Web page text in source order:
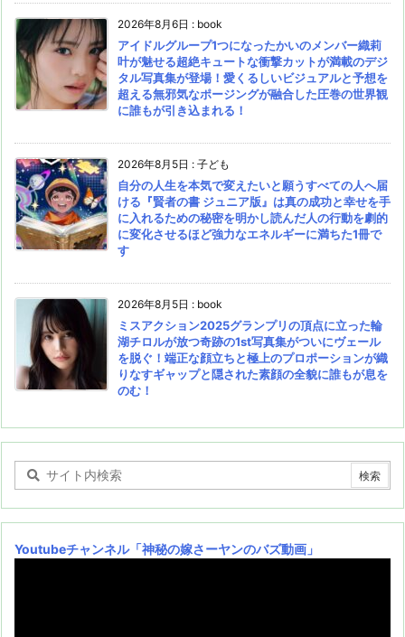
2026年8月6日 : book
アイドルグループ1つになったかいのメンバー織莉
叶が魅せる超絶キュートな衝撃カットが満載のデジ
タル写真集が登場！愛くるしいビジュアルと予想を
超える無邪気なポージングが融合した圧巻の世界観
に誰もが引き込まれる！
2026年8月5日 : 子ども
自分の人生を本気で変えたいと願うすべての人へ届
ける『賢者の書 ジュニア版』は真の成功と幸せを手
に入れるための秘密を明かし読んだ人の行動を劇的
に変化させるほど強力なエネルギーに満ちた1冊で
す
2026年8月5日 : book
ミスアクション2025グランプリの頂点に立った輪
湖チロルが放つ奇跡の1st写真集がついにヴェール
を脱ぐ！端正な顔立ちと極上のプロポーションが織
りなすギャップと隠された素顔の全貌に誰もが息を
のむ！
Youtubeチャンネル「神秘の嫁さーヤンのバズ動画」